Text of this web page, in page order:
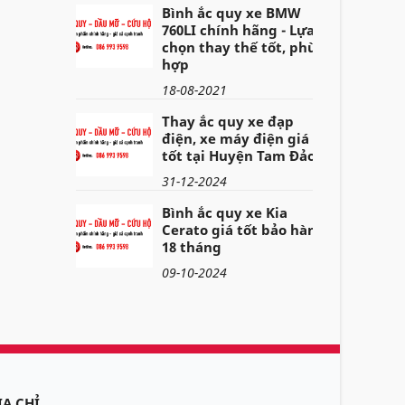
Bình ắc quy xe BMW
760LI chính hãng - Lựa
chọn thay thế tốt, phù
hợp
18-08-2021
Thay ắc quy xe đạp
điện, xe máy điện giá
tốt tại Huyện Tam Đảo
31-12-2024
Bình ắc quy xe Kia
Cerato giá tốt bảo hành
18 tháng
09-10-2024